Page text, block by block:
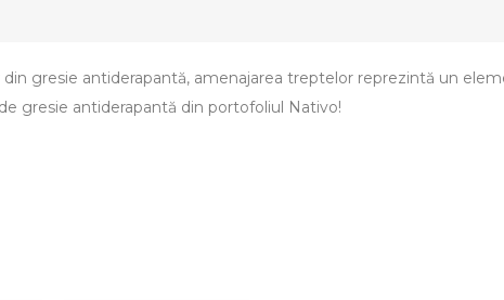
gresie antiderapantă, amenajarea treptelor reprezintă un
gresie antiderapantă din portofoliul Nativo!